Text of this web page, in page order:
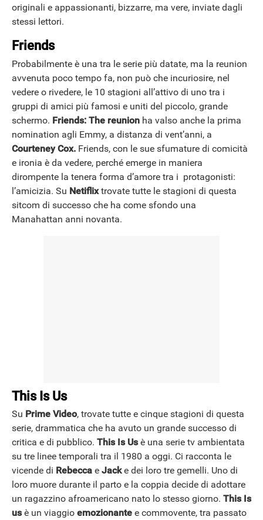
ANDROID
originali e appassionanti, bizzarre, ma vere, inviate dagli
stessi lettori.
Friends
Probabilmente è una tra le serie più datate, ma la reunion
avvenuta poco tempo fa, non può che incuriosire, nel
vedere o rivedere, le 10 stagioni all’attivo di uno tra i
gruppi di amici più famosi e uniti del piccolo, grande
schermo. Friends: The reunion ha valso anche la prima
nomination agli Emmy, a distanza di vent’anni, a
Courteney Cox. Friends, con le sue sfumature di comicità
e ironia è da vedere, perché emerge in maniera
dirompente la tenera forma d’amore tra i protagonisti:
l’amicizia. Su Netiflixtrovate tutte le stagioni di questa
sitcom di successo che ha come sfondo una
Manahattan anni novanta.
This Is Us
Su Prime Video, trovate tutte e cinque stagioni di questa
serie, drammatica che ha avuto un grande successo di
critica e di pubblico. This Is Usè una serie tv ambientata
su tre linee temporali tra il 1980 a oggi. Ci racconta le
vicende di Rebecca e Jacke dei loro tre gemelli. Uno di
loro muore durante il parto e la coppia decide di adottare
un ragazzino afroamericano nato lo stesso giorno. This Is
usè un viaggio emozionante e commovente, tra passato